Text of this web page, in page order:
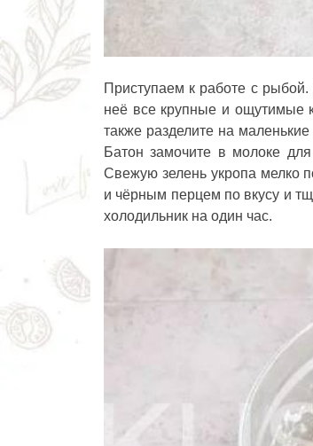
Приступаем к работе с
неё все крупные и ощутимые
также разделите на
Батон замочите в молоке
Свежую зелень укропа мелко
и чёрным перцем по вкусу и
холодильник на один час.